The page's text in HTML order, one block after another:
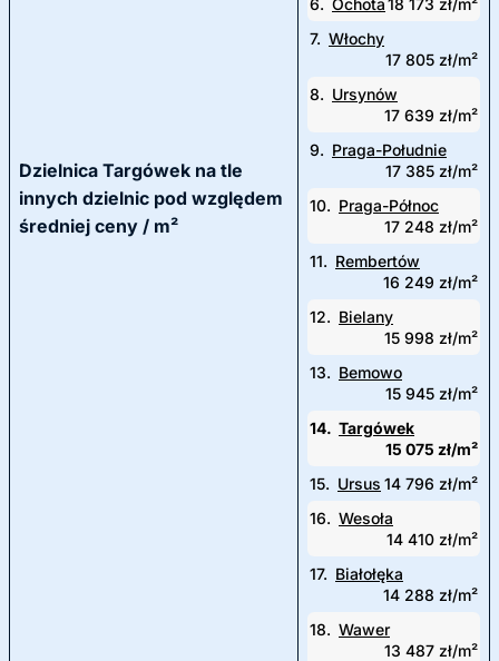
Dzielnica Targówek na tle
innych dzielnic pod względem
średniej ceny / m²
6. Ochota18 173 zł/m²
7. Włochy
17 805 zł/m²
8. Ursynów
17 639 zł/m²
9. Praga-Południe
17 385 zł/m²
10. Praga-Północ
17 248 zł/m²
11. Rembertów
16 249 zł/m²
12. Bielany
15 998 zł/m²
13. Bemowo
15 945 zł/m²
14. Targówek
15 075 zł/m²
15. Ursus 14 796 zł/m²
16. Wesoła
14 410 zł/m²
17. Białołęka
14 288 zł/m²
18. Wawer
13 487 zł/m²